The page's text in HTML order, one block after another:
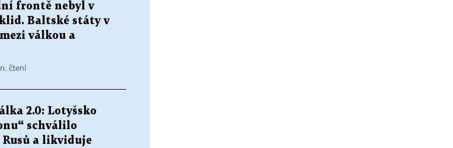
frontě nebyl v
klid. Baltské státy v
válkou a
čtení
2.0: Lotyšsko
schválilo
Rusů a likviduje